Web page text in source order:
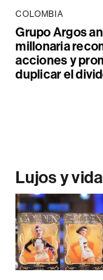
COLOMBIA
Grupo Argos
millonaria
acciones y
duplicar el
Lujos y